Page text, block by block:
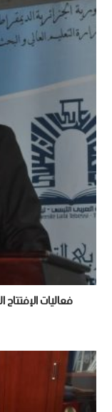
فعاليات